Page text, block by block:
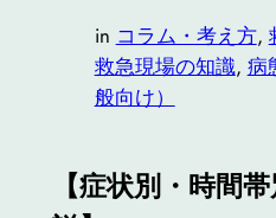
in コラム・考え方,
救急現場の知識, 病
般向け）
【症状別・時間